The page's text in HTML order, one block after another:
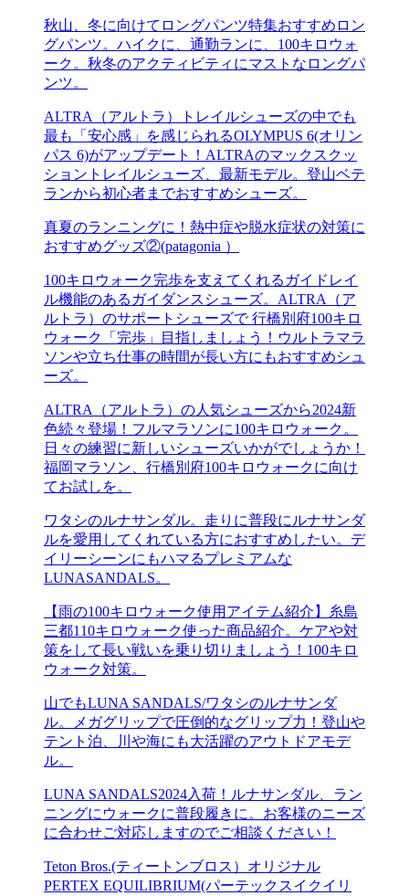
秋山、冬に向けてロングパンツ特集おすすめロン
グパンツ。ハイクに、通勤ランに、100キロウォ
ーク。秋冬のアクティビティにマストなロングパ
ンツ。
ALTRA（アルトラ）トレイルシューズの中でも
最も「安心感」を感じられるOLYMPUS 6(オリン
パス 6)がアップデート！ALTRAのマックスクッ
ショントレイルシューズ、最新モデル。登山ベテ
ランから初心者までおすすめシューズ。
真夏のランニングに！熱中症や脱水症状の対策に
おすすめグッズ②(patagonia ）
100キロウォーク完歩を支えてくれるガイドレイ
ル機能のあるガイダンスシューズ。ALTRA（ア
ルトラ）のサポートシューズで 行橋別府100キロ
ウォーク「完歩」目指しましょう！ウルトラマラ
ソンや立ち仕事の時間が長い方にもおすすめシュ
ーズ。
ALTRA（アルトラ）の人気シューズから2024新
色続々登場！フルマラソンに100キロウォーク。
日々の練習に新しいシューズいかがでしょうか！
福岡マラソン、行橋別府100キロウォークに向け
てお試しを。
ワタシのルナサンダル。走りに普段にルナサンダ
ルを愛用してくれている方におすすめしたい。デ
イリーシーンにもハマるプレミアムな
LUNASANDALS。
【雨の100キロウォーク使用アイテム紹介】糸島
三都110キロウォーク使った商品紹介。ケアや対
策をして長い戦いを乗り切りましょう！100キロ
ウォーク対策。
山でもLUNA SANDALS/ワタシのルナサンダ
ル。メガグリップで圧倒的なグリップ力！登山や
テント泊、川や海にも大活躍のアウトドアモデ
ル。
LUNA SANDALS2024入荷！ルナサンダル、ラン
ニングにウォークに普段履きに。お客様のニーズ
に合わせご対応しますのでご相談ください！
Teton Bros.(ティートンブロス）オリジナル
PERTEX EQUILIBRIUM(パーテックスイクイリ